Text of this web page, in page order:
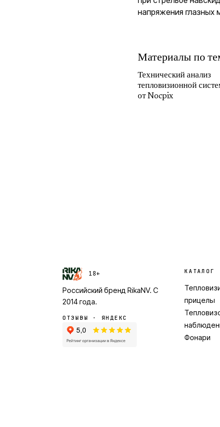
напряжения глазных
Материалы по
Технический анализ
тепловизионной
от Nocpix
18+
Российский бренд RikaNV. С
2014года.
ОТЗЫВЫ · ЯНДЕКС
КАТАЛОГ
прицелы
Фонари